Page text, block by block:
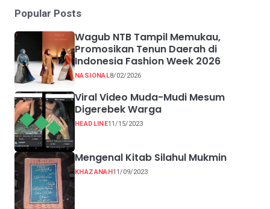
Popular Posts
Wagub NTB Tampil Memukau,
Promosikan Tenun Daerah di
Indonesia Fashion Week 2026
NASIONAL8/02/2026
Viral Video Muda-Mudi Mesum
Digerebek Warga
HEADLINE11/15/2023
Mengenal Kitab Silahul Mukmin
KHAZANAH11/09/2023